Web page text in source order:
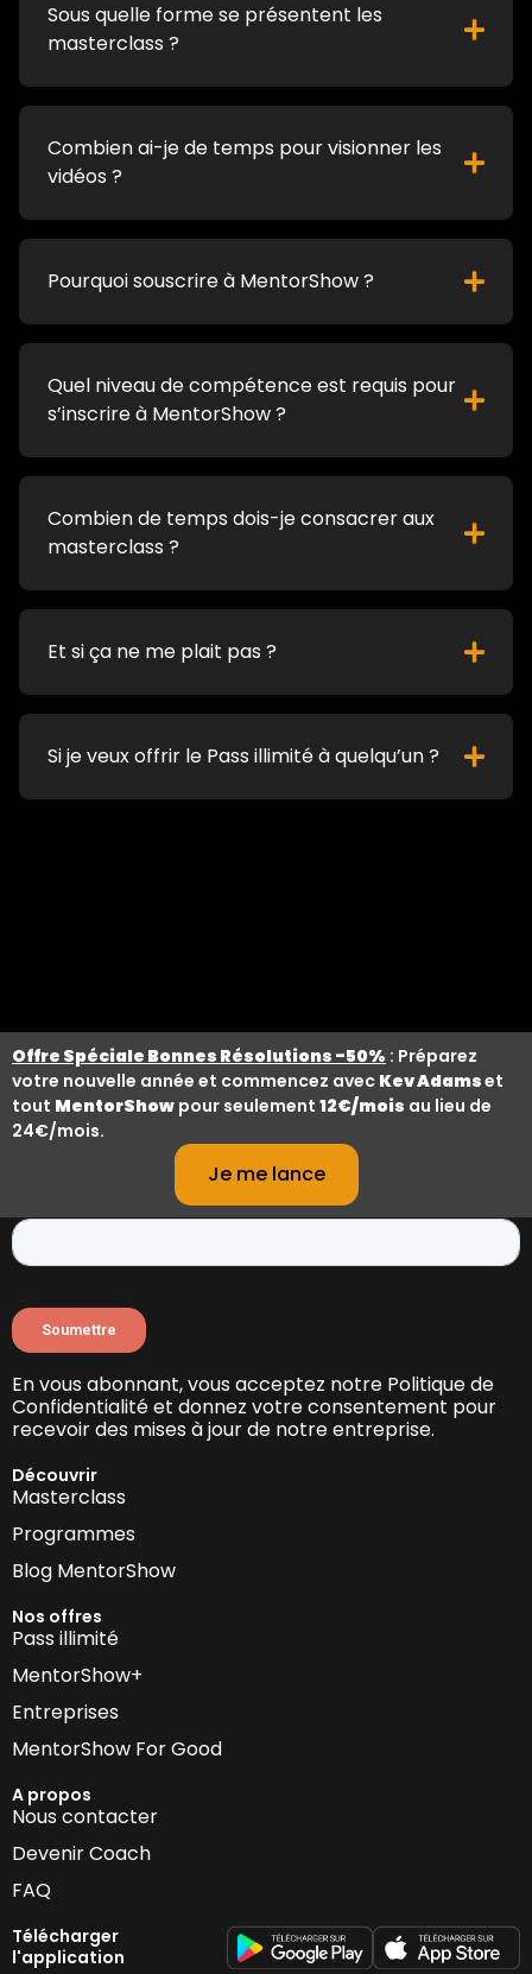
Sous quelle forme se présentent les
masterclass ?
Combien ai-je de temps pour visionner les
vidéos ?
Pourquoi souscrire à MentorShow ?
Quel niveau de compétence est requis pour
s’inscrire à MentorShow ?
Combien de temps dois-je consacrer aux
masterclass ?
Et si ça ne me plait pas ?
Si je veux offrir le Pass illimité à quelqu’un ?
Offre Spéciale Bonnes Résolutions -50% : Préparez
votre nouvelle année et commencez avec Kev Adamset
tout MentorShow pour seulement 12€/mois au lieu de
24€/mois.
Je me lance
Tenez-vous informé(e) des nouvelles sorties et des
avec la newsletter MentorShow.
En vous abonnant, vous acceptez notre Politique de
Confidentialité et donnez votre consentement pour
recevoir des mises à jour de notre entreprise.
Découvrir
Masterclass
Programmes
Blog MentorShow
Nos offres
Pass illimité
MentorShow+
Entreprises
MentorShow For Good
A propos
Nous contacter
Devenir Coach
FAQ
Télécharger
l'application